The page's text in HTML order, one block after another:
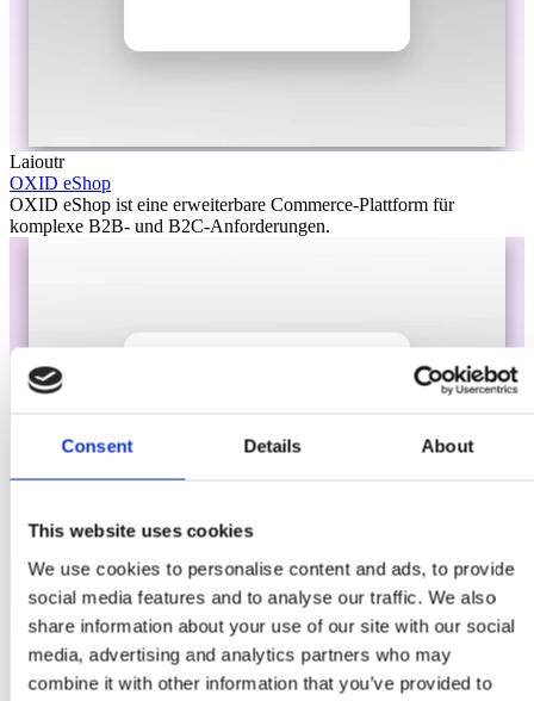
Consent Details About
This website uses cookies
We use cookies to personalise content and ads, to provide
social media features and to analyse our traffic. We also
share information about your use of our site with our social
media, advertising and analytics partners who may
combine it with other information that you’ve provided to
Laioutr
OXID eShop
OXID eShop ist eine erweiterbare Commerce-Plattform für
komplexe B2B- und B2C-Anforderungen.